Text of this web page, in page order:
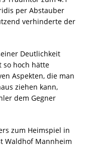
per Abstauber
verhinderte der
Deutlichkeit
so hoch hätte
Aspekten, die man
ziehen kann,
dem Gegner
zum Heimspiel in
Waldhof Mannheim